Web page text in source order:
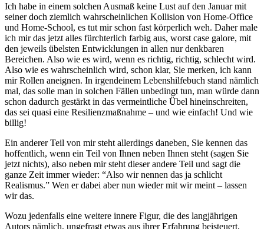
Ich habe in einem solchen Ausmaß keine Lust auf den Januar mit
seiner doch ziemlich wahrscheinlichen Kollision von Home-Office
und Home-School, es tut mir schon fast körperlich weh. Daher male
ich mir das jetzt alles fürchterlich farbig aus, worst case galore, mit
den jeweils übelsten Entwicklungen in allen nur denkbaren
Bereichen. Also wie es wird, wenn es richtig, richtig, schlecht wird.
Also wie es wahrscheinlich wird, schon klar, Sie merken, ich kann
mir Rollen aneignen. In irgendeinem Lebenshilfebuch stand nämlich
mal, das solle man in solchen Fällen unbedingt tun, man würde dann
schon dadurch gestärkt in das vermeintliche Übel hineinschreiten,
das sei quasi eine Resilienzmaßnahme – und wie einfach! Und wie
billig!
Ein anderer Teil von mir steht allerdings daneben, Sie kennen das
hoffentlich, wenn ein Teil von Ihnen neben Ihnen steht (sagen Sie
jetzt nichts), also neben mir steht dieser andere Teil und sagt die
ganze Zeit immer wieder: “Also wir nennen das ja schlicht
Realismus.” Wen er dabei aber nun wieder mit wir meint – lassen
wir das.
Wozu jedenfalls eine weitere innere Figur, die des langjährigen
Autors nämlich, ungefragt etwas aus ihrer Erfahrung beisteuert,